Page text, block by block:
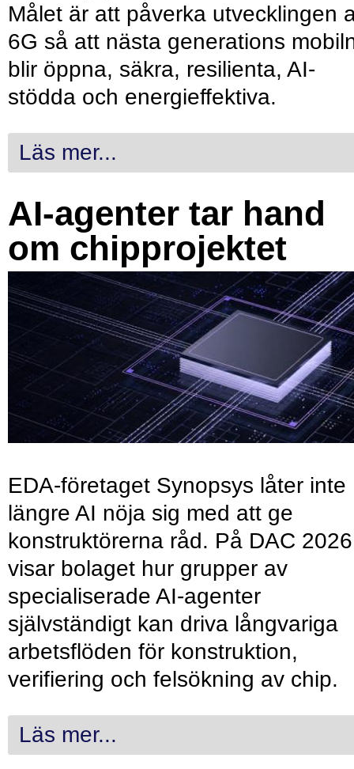
Målet är att påverka utvecklingen
6G så att nästa generations
blir öppna, säkra, resilienta, AI-
stödda och energieffektiva.
Läs mer...
AI-agenter tar hand
om chipprojektet
EDA-företaget Synopsys låter inte
längre AI nöja sig med att ge
konstruktörerna råd. På DAC 2026
visar bolaget hur grupper av
specialiserade AI-agenter
självständigt kan driva långvariga
arbetsflöden för konstruktion,
verifiering och felsökning av chip.
Läs mer...